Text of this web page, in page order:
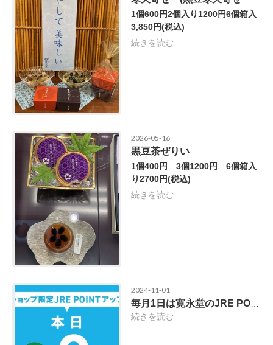
1個600円2個入り1200円6個箱入
3,850円(税込)
続きを読む
2026-05-16
黒豆茶ぜりい
1個400円 3個1200円 6個箱入
り2700円(税込)
続きを読む
2024-11-01
続きを読む